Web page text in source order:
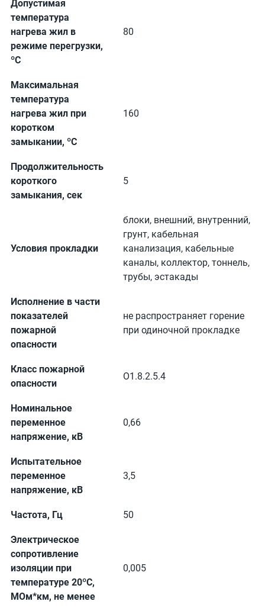
Допустимая
температура
нагрева жил в
режиме перегрузки,
ºС
80
Максимальная
температура
нагрева жил при
коротком
замыкании, ºС
160
Продолжительность
короткого
замыкания, сек
5
Условия прокладки
блоки, внешний, внутренний,
грунт, кабельная
канализация, кабельные
каналы, коллектор, тоннель,
трубы, эстакады
Исполнение в части
показателей
пожарной
опасности
не распространяет горение
при одиночной прокладке
Класс пожарной
опасности
О1.8.2.5.4
Номинальное
переменное
напряжение, кВ
0,66
Испытательное
переменное
напряжение, кВ
3,5
Частота, Гц 50
Электрическое
сопротивление
изоляции при
температуре 20ºC,
МОм*км, не менее
0,005